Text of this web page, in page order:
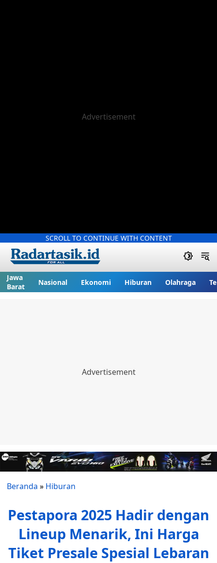
SCROLL TO CONTINUE WITH CONTENT
Jawa
Barat
Nasional Ekonomi Hiburan Olahraga
Beranda » Hiburan
Pestapora 2025 Hadir dengan
Lineup Menarik, Ini Harga
Tiket Presale Spesial Lebaran